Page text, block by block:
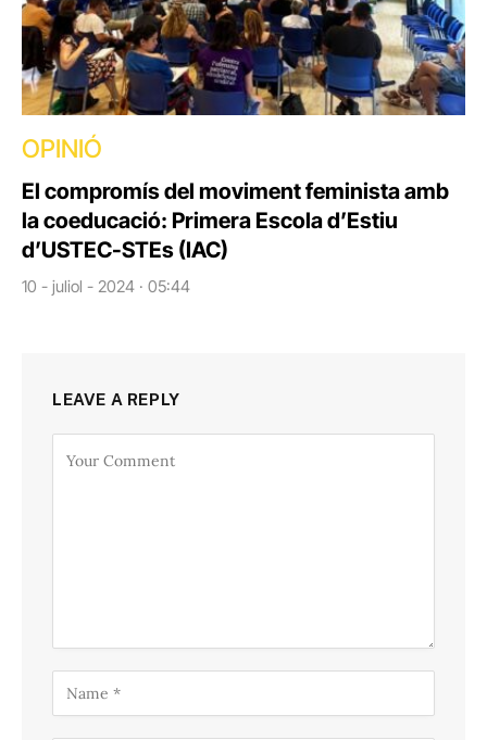
OPINIÓ
El compromís del moviment feminista amb
la coeducació: Primera Escola d’Estiu
d’USTEC-STEs (IAC)
10 - juliol - 2024 · 05:44
LEAVE A REPLY